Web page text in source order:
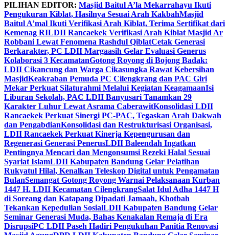
PILIHAN EDITOR: Masjid Baitul A’la Mekarrahayu Ikuti
Pengukuran Kiblat, Hasilnya Sesuai Arah KakbahMasjid
Baitul A’mal Ikuti Verifikasi Arah Kiblat, Terima Sertifikat dari
Kemenag RILDII Rancaekek Verifikasi Arah Kiblat Masjid Ar
Robbani Lewat Fenomena Rashdul QiblatCetak Generasi
Berkarakter, PC LDII Margaasih Gelar Evaluasi Generus
Kolaborasi 3 KecamatanGotong Royong di Bojong Badak:
LDII Cikancung dan Warga Cikasungka Rawat Kebersihan
MasjidKeakraban Pemuda PC Cilengkrang dan PAC Giri
Mekar Perkuat Silaturahmi Melalui Kegiatan KeagamaanIsi
Liburan Sekolah, PAC LDII Banyusari Tanamkan 29
Karakter Luhur Lewat Asrama CaberawitKonsolidasi LDII
Rancaekek Perkuat Sinergi PC-PAC, Tegaskan Arah Dakwah
dan PengabdianKonsolidasi dan Restrukturisasi Organisasi,
LDII Rancaekek Perkuat Kinerja Kepengurusan dan
Regenerasi Generasi PenerusLDII Baleendah Ingatkan
Pentingnya Mencari dan Mengonsumsi Rezeki Halal Sesuai
Syariat IslamLDII Kabupaten Bandung Gelar Pelatihan
Rukyatul Hilal, Kenalkan Teleskop Digital untuk Pengamatan
BulanSemangat Gotong Royong Warnai Pelaksanaan Kurban
1447 H. LDII Kecamatan CilengkrangSalat Idul Adha 1447 H
di Soreang dan Katapang Dipadati Jamaah, Khotbah
Tekankan Kepedulian SosialLDII Kabupaten Bandung Gelar
Seminar Generasi Muda, Bahas Kenakalan Remaja di Era
DisrupsiPC LDII Paseh Hadiri Pengukuhan Panitia Renovasi